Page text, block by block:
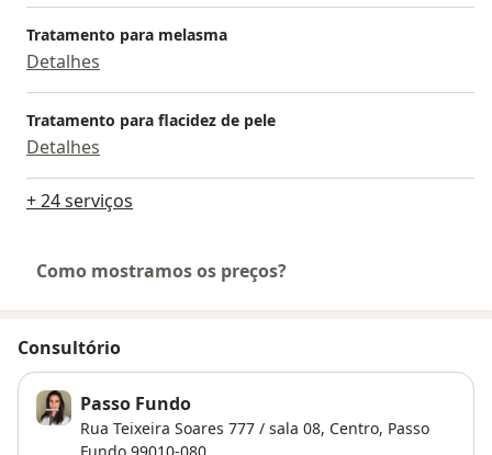
Tratamento para melasma
Detalhes
Tratamento para flacidez de pele
Detalhes
+ 24 serviços
Como mostramos os preços?
Consultório
Passo Fundo
Rua Teixeira Soares 777 / sala 08, Centro, Passo